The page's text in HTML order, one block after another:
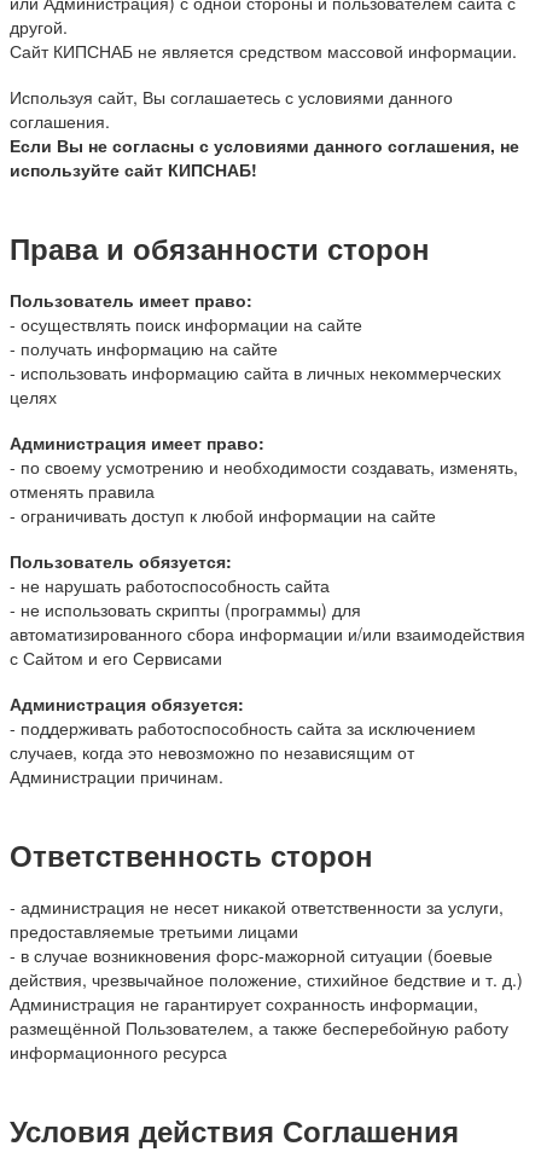
другой.
Сайт КИПСНАБ не является средством массовой информации.
Используя сайт, Вы соглашаетесь с условиями данного
соглашения.
Если Вы не согласны с условиями данного соглашения, не
используйте сайт КИПСНАБ!
Права и обязанности сторон
Пользователь имеет право:
- осуществлять поиск информации на сайте
- получать информацию на сайте
- использовать информацию сайта в личных некоммерческих
целях
Администрация имеет право:
- по своему усмотрению и необходимости создавать, изменять,
отменять правила
- ограничивать доступ к любой информации на сайте
Пользователь обязуется:
- не нарушать работоспособность сайта
- не использовать скрипты (программы) для
автоматизированного сбора информации и/или взаимодействия
с Сайтом и его Сервисами
Администрация обязуется:
- поддерживать работоспособность сайта за исключением
случаев, когда это невозможно по независящим от
Администрации причинам.
Ответственность сторон
- администрация не несет никакой ответственности за услуги,
предоставляемые третьими лицами
- в случае возникновения форс-мажорной ситуации (боевые
действия, чрезвычайное положение, стихийное бедствие и т. д.)
Администрация не гарантирует сохранность информации,
размещённой Пользователем, а также бесперебойную работу
информационного ресурса
Условия действия Соглашения